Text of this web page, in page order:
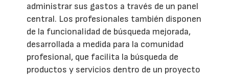
administrar sus gastos a través de un panel
central. Los profesionales también disponen
de la funcionalidad de búsqueda mejorada,
desarrollada a medida para la comunidad
profesional, que facilita la búsqueda de
productos y servicios dentro de un proyecto